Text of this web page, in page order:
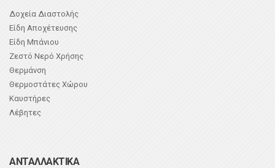
Δοχεία Διαστολής
Είδη Αποχέτευσης
Είδη Μπάνιου
Ζεστό Νερό Χρήσης
Θερμάνση
Θερμοστάτες Χώρου
Καυστήρες
Λέβητες
ΑΝΤΑΛΛΑΚΤΙΚΑ